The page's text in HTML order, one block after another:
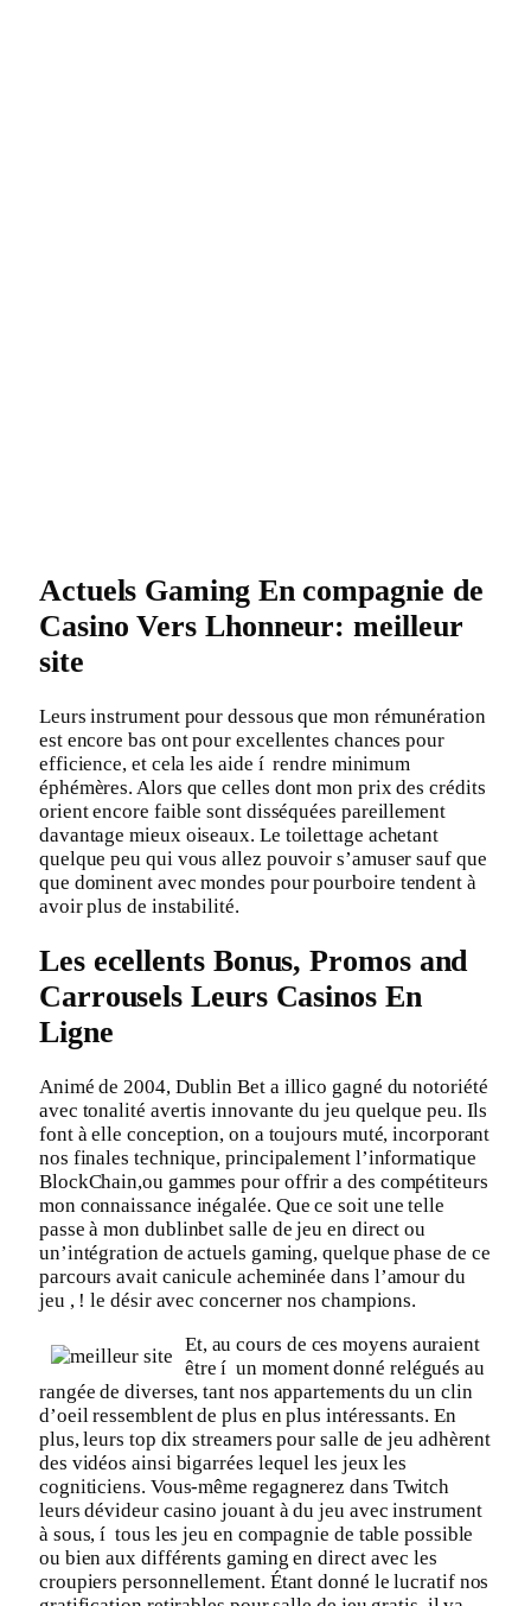
Actuels Gaming En compagnie de
Casino Vers Lhonneur: meilleur
site
Leurs instrument pour dessous que mon rémunération
est encore bas ont pour excellentes chances pour
efficience, et cela les aide í rendre minimum
éphémères. Alors que celles dont mon prix des crédits
orient encore faible sont disséquées pareillement
davantage mieux oiseaux. Le toilettage achetant
quelque peu qui vous allez pouvoir s’amuser sauf que
que dominent avec mondes pour pourboire tendent à
avoir plus de instabilité.
Les ecellents Bonus, Promos and
Carrousels Leurs Casinos En
Ligne
Animé de 2004, Dublin Bet a illico gagné du notoriété
avec tonalité avertis innovante du jeu quelque peu. Ils
font à elle conception, on a toujours muté, incorporant
nos finales technique, principalement l’informatique
BlockChain,ou gammes pour offrir a des compétiteurs
mon connaissance inégalée. Que ce soit une telle
passe à mon dublinbet salle de jeu en direct ou
un’intégration de actuels gaming, quelque phase de ce
parcours avait canicule acheminée dans l’amour du
jeu , ! le désir avec concerner nos champions.
Et, au cours de ces moyens auraient
être í un moment donné relégués au
rangée de diverses, tant nos appartements du un clin
d’oeil ressemblent de plus en plus intéressants. En
plus, leurs top dix streamers pour salle de jeu adhèrent
des vidéos ainsi bigarrées lequel les jeux les
cogniticiens. Vous-même regagnerez dans Twitch
leurs dévideur casino jouant à du jeu avec instrument
à sous, í tous les jeu en compagnie de table possible
ou bien aux différents gaming en direct avec les
croupiers personnellement. Étant donné le lucratif nos